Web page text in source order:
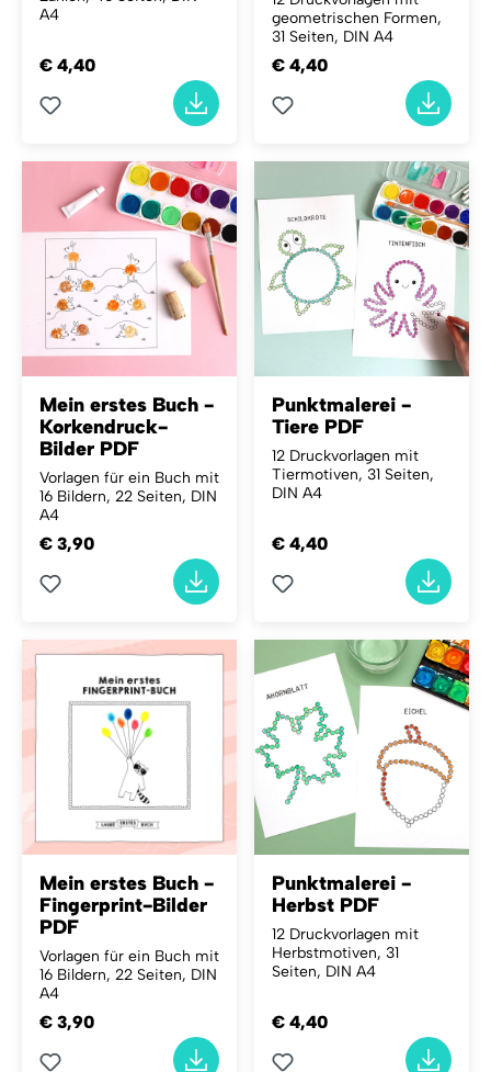
A4
€ 4,40
geometrischen Formen,
31 Seiten, DIN A4
€ 4,40
Mein erstes Buch -
Korkendruck-
Bilder PDF
Vorlagen für ein Buch mit
16 Bildern, 22 Seiten, DIN
A4
€ 3,90
Punktmalerei -
Tiere PDF
12 Druckvorlagen mit
Tiermotiven, 31 Seiten,
DIN A4
€ 4,40
Mein erstes Buch -
Fingerprint-Bilder
PDF
Vorlagen für ein Buch mit
16 Bildern, 22 Seiten, DIN
A4
€ 3,90
Punktmalerei -
Herbst PDF
12 Druckvorlagen mit
Herbstmotiven, 31
Seiten, DIN A4
€ 4,40